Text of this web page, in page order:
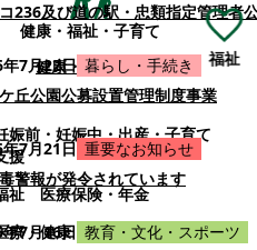
健康・福祉・子育て
健康・福祉・子育て
娠前・妊娠中・出産・子育て
援
祉
医療保険・年金
療・健康
236及び道の駅・忠類指定管理者
7月22日 暮らし・手続き
丘公園公募設置管理制度事業
7月21日 重要なお知らせ
警報が発令されています
7月16日 教育・文化・スポーツ
福祉